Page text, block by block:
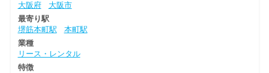
大阪府
大阪市
最寄り駅
堺筋本町駅
本町駅
業種
リース・レンタル
特徴